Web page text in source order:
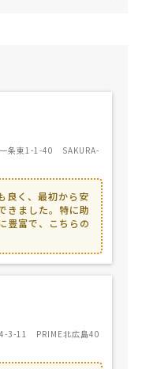
条東1-1-40 SAKURA-
良く、最初から安
きました。特に助
豊富で、こちらの
3-11 PRIME北広島40